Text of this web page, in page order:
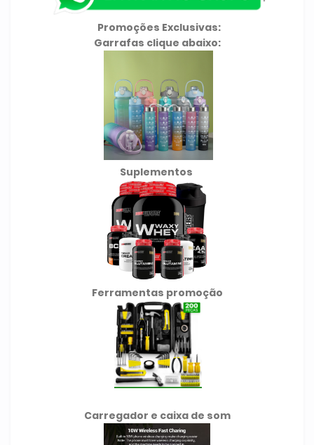
Promoções Exclusivas:
Garrafas clique abaixo:
Suplementos
Ferramentas promoção
Carregador e caixa de som